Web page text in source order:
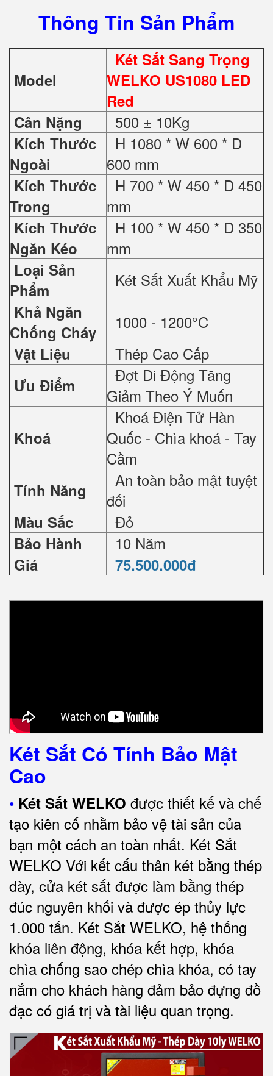
Thông Tin Sản Phẩm
Model
Két Sắt Sang Trọng
WELKO US1080 LED
Red
Cân Nặng
500 ± 10Kg
Kích Thước
Ngoài
H 1080 * W 600 * D
600 mm
Kích Thước
Trong
H 700 * W 450 * D 450
mm
Kích Thước
Ngăn Kéo
H 100 * W 450 * D 350
mm
Loại Sản
Phẩm
Két Sắt Xuất Khẩu Mỹ
Khả Ngăn
Chống Cháy
1000 - 1200°C
Vật Liệu Thép Cao Cấp
Ưu Điểm
Đợt Di Động Tăng
Giảm Theo Ý Muốn
Khoá
Khoá Điện Tử Hàn
Quốc - Chìa khoá - Tay
Cầm
Tính Năng
An toàn bảo mật tuyệt
đối
Màu Sắc Đỏ
Bảo Hành 10 Năm
Giá 75.500.000đ
Két Sắt Có Tính Bảo Mật
Cao
• Két Sắt WELKO được thiết kế và chế
tạo kiên cố nhằm bảo vệ tài sản của
bạn một cách an toàn nhất. Két Sắt
WELKO Với kết cấu thân két bằng thép
dày, cửa két sắt được làm bằng thép
đúc nguyên khối và được ép thủy lực
1.000 tấn. Két Sắt WELKO, hệ thống
khóa liên động, khóa kết hợp, khóa
chìa chống sao chép chìa khóa, có tay
nắm cho khách hàng đảm bảo đựng đồ
đạc có giá trị và tài liệu quan trọng.